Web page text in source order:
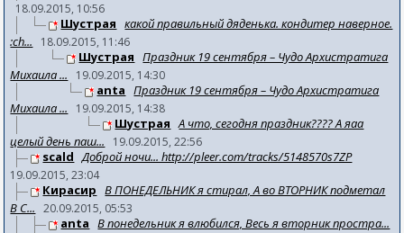
18.09.2015, 10:56
Шустрая какой правильный дяденька. кондитер наверное.
:ch...
18.09.2015, 11:46
Шустрая Праздник 19 сентября – Чудо Архистратига
Михаила ...
19.09.2015, 14:30
anta Праздник 19 сентября – Чудо Архистратига
Михаила ...
19.09.2015, 14:38
Шустрая А что, сегодня праздник???? А яаа
целый день паш...
19.09.2015, 22:56
scald Доброй ночи... http://pleer.com/tracks/5148570s7ZP
19.09.2015, 23:04
Кирасир В ПОНЕДЕЛЬНИК я стирал, А во ВТОРНИК подметал
В С...
20.09.2015, 05:53
anta В понедельник я влюбился, Весь я вторник простра...